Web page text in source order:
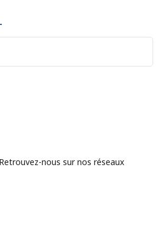
nous sur nos réseaux